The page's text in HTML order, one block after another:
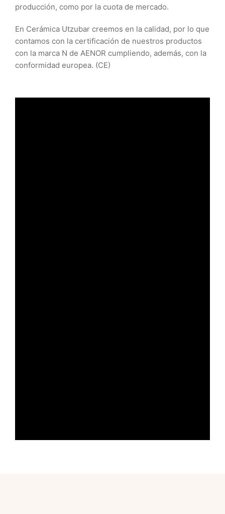
producción, como por la cuota de mercado.
En Cerámica Utzubar creemos en la calidad, por lo que
contamos con la certificación de nuestros productos
con la marca N de AENOR cumpliendo, además, con la
conformidad europea. (CE)